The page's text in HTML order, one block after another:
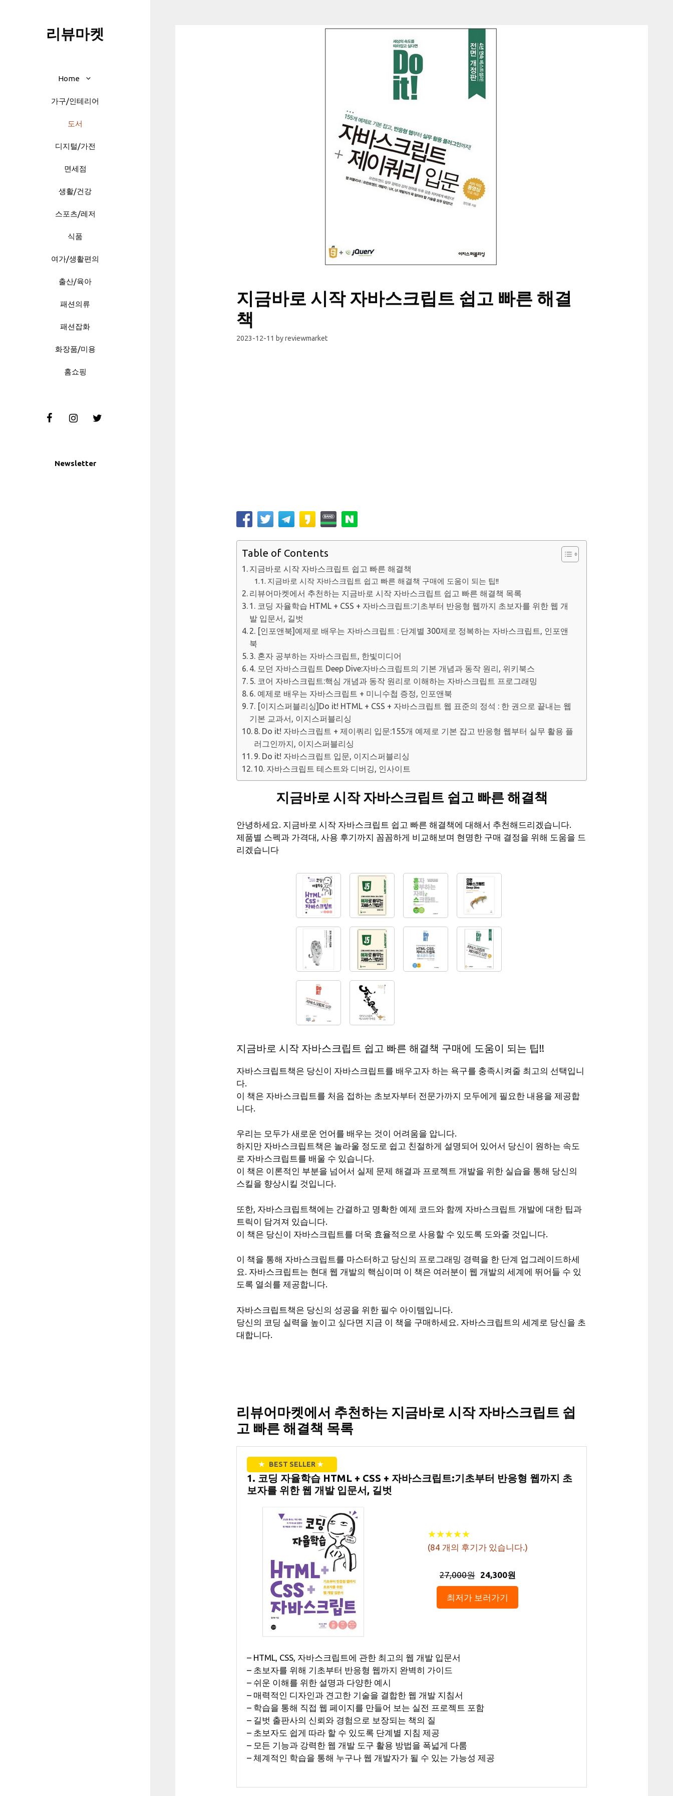
리뷰마켓
Home
가구/인테리어
도서
디지털/가전
면세점
생활/건강
스포츠/레저
식품
여가/생활편의
출산/육아
패션의류
패션잡화
화장품/미용
홈쇼핑
Newsletter
지금바로 시작 자바스크립트 쉽고 빠른 해결
책
2023-12-11 byreviewmarket
Table of Contents
지금바로 시작 자바스크립트 쉽고 빠른 해결책
지금바로 시작 자바스크립트 쉽고 빠른 해결책 구매에 도움이 되는 팁!!
리뷰어마켓에서 추천하는 지금바로 시작 자바스크립트 쉽고 빠른 해결책 목록
1. 코딩 자율학습 HTML + CSS + 자바스크립트:기초부터 반응형 웹까지 초보자를 위한 웹 개
발 입문서, 길벗
2. [인포앤북]예제로 배우는 자바스크립트 : 단계별 300제로 정복하는 자바스크립트, 인포앤
북
3. 혼자 공부하는 자바스크립트, 한빛미디어
4. 모던 자바스크립트 Deep Dive:자바스크립트의 기본 개념과 동작 원리, 위키북스
5. 코어 자바스크립트:핵심 개념과 동작 원리로 이해하는 자바스크립트 프로그래밍
6. 예제로 배우는 자바스크립트 + 미니수첩 증정, 인포앤북
7. [이지스퍼블리싱]Do it! HTML + CSS + 자바스크립트 웹 표준의 정석 : 한 권으로 끝내는 웹
기본 교과서, 이지스퍼블리싱
8. Do it! 자바스크립트 + 제이쿼리 입문:155개 예제로 기본 잡고 반응형 웹부터 실무 활용 플
러그인까지, 이지스퍼블리싱
9. Do it! 자바스크립트 입문, 이지스퍼블리싱
10. 자바스크립트 테스트와 디버깅, 인사이트
지금바로 시작 자바스크립트 쉽고 빠른 해결책
안녕하세요. 지금바로 시작 자바스크립트 쉽고 빠른 해결책에 대해서 추천해드리겠습니다.
제품별 스펙과 가격대, 사용 후기까지 꼼꼼하게 비교해보며 현명한 구매 결정을 위해 도움을 드
리겠습니다
지금바로 시작 자바스크립트 쉽고 빠른 해결책 구매에 도움이 되는 팁!!
자바스크립트책은 당신이 자바스크립트를 배우고자 하는 욕구를 충족시켜줄 최고의 선택입니
다.
이 책은 자바스크립트를 처음 접하는 초보자부터 전문가까지 모두에게 필요한 내용을 제공합
니다.
우리는 모두가 새로운 언어를 배우는 것이 어려움을 압니다.
하지만 자바스크립트책은 놀라울 정도로 쉽고 친절하게 설명되어 있어서 당신이 원하는 속도
로 자바스크립트를 배울 수 있습니다.
이 책은 이론적인 부분을 넘어서 실제 문제 해결과 프로젝트 개발을 위한 실습을 통해 당신의
스킬을 향상시킬 것입니다.
또한, 자바스크립트책에는 간결하고 명확한 예제 코드와 함께 자바스크립트 개발에 대한 팁과
트릭이 담겨져 있습니다.
이 책은 당신이 자바스크립트를 더욱 효율적으로 사용할 수 있도록 도와줄 것입니다.
이 책을 통해 자바스크립트를 마스터하고 당신의 프로그래밍 경력을 한 단계 업그레이드하세
요. 자바스크립트는 현대 웹 개발의 핵심이며 이 책은 여러분이 웹 개발의 세계에 뛰어들 수 있
도록 열쇠를 제공합니다.
자바스크립트책은 당신의 성공을 위한 필수 아이템입니다.
당신의 코딩 실력을 높이고 싶다면 지금 이 책을 구매하세요. 자바스크립트의 세계로 당신을 초
대합니다.
리뷰어마켓에서 추천하는 지금바로 시작 자바스크립트 쉽
고 빠른 해결책 목록
★ BEST SELLER★
1. 코딩 자율학습 HTML + CSS + 자바스크립트:기초부터 반응형 웹까지 초
보자를 위한 웹 개발 입문서, 길벗
★★★★★
★★★★★
(84 개의 후기가 있습니다.)
27,000원 24,300원
최저가 보러가기
– HTML, CSS, 자바스크립트에 관한 최고의 웹 개발 입문서
– 초보자를 위해 기초부터 반응형 웹까지 완벽히 가이드
– 쉬운 이해를 위한 설명과 다양한 예시
– 매력적인 디자인과 견고한 기술을 결합한 웹 개발 지침서
– 학습을 통해 직접 웹 페이지를 만들어 보는 실전 프로젝트 포함
– 길벗 출판사의 신뢰와 경험으로 보장되는 책의 질
– 초보자도 쉽게 따라 할 수 있도록 단계별 지침 제공
– 모든 기능과 강력한 웹 개발 도구 활용 방법을 폭넓게 다룸
– 체계적인 학습을 통해 누구나 웹 개발자가 될 수 있는 가능성 제공